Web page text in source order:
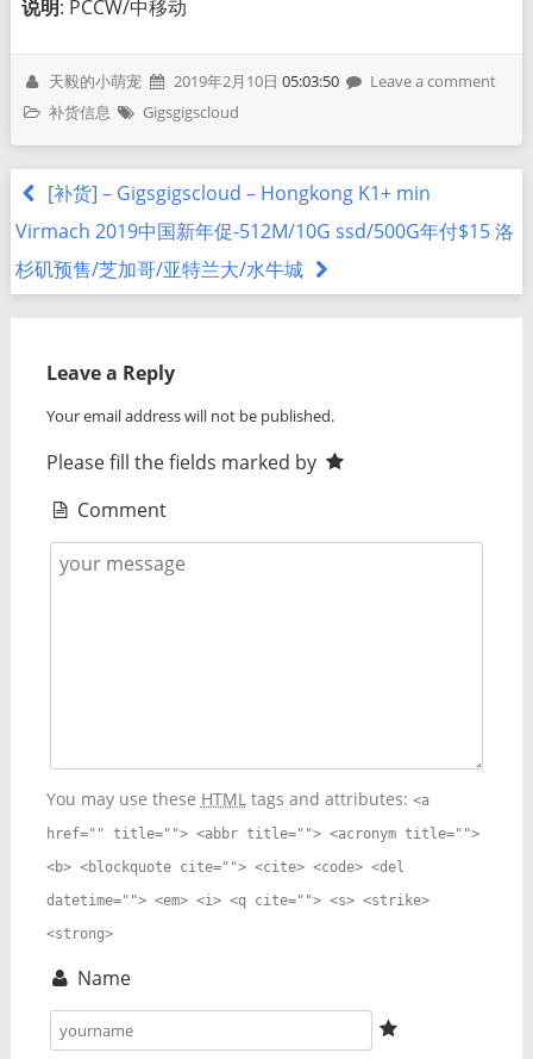
说明: PCCW/中移动
天毅的小萌宠 2019年2月10日 05:03:50
Leave a comment
补货信息
Gigsgigscloud
[补货] – Gigsgigscloud – Hongkong K1+ min
Virmach 2019中国新年促-512M/10G ssd/500G年付$15 洛
杉矶预售/芝加哥/亚特兰大/水牛城
Leave a Reply
Your email address will not be published.
Please fill the fields marked by
Comment
You may use these HTMLtags and attributes: <a
href="" title=""> <abbr title=""> <acronym title="">
<b> <blockquote cite=""> <cite> <code> <del
datetime=""> <em> <i> <q cite=""> <s> <strike>
<strong>
Name